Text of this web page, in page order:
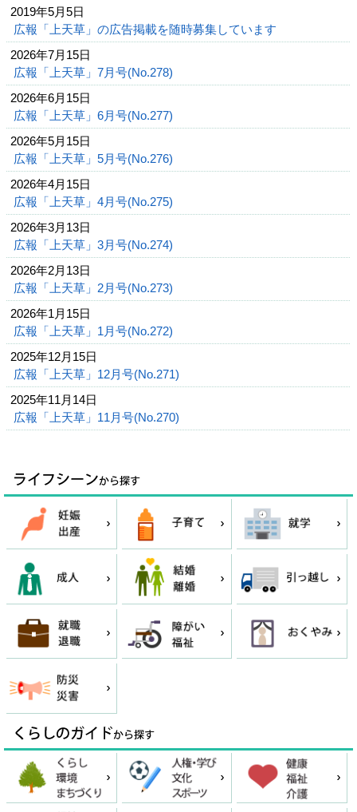
2019年5月5日
広報「上天草」の広告掲載を随時募集しています
2026年7月15日
広報「上天草」7月号(No.278)
2026年6月15日
広報「上天草」6月号(No.277)
2026年5月15日
広報「上天草」5月号(No.276)
2026年4月15日
広報「上天草」4月号(No.275)
2026年3月13日
広報「上天草」3月号(No.274)
2026年2月13日
広報「上天草」2月号(No.273)
2026年1月15日
広報「上天草」1月号(No.272)
2025年12月15日
広報「上天草」12月号(No.271)
2025年11月14日
広報「上天草」11月号(No.270)